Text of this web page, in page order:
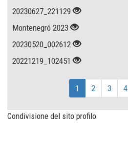
20230627_221129
Montenegró 2023
20230520_002612
20221219_102451
1 2 3 4
Condivisione del sito profilo